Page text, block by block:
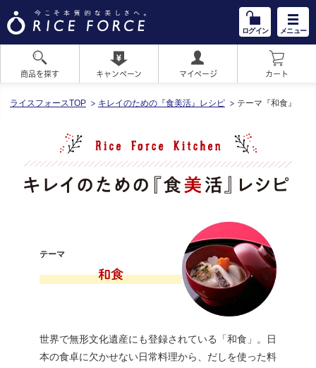
ログイン メニュー
商品を探す キャンペーン マイページ カート
ライスフォースTOP キレイのための『食美活』レシピ テーマ『和食』
テーマ
和食
世界で無形文化遺産にも登録されている「和食」。日
本の食卓に欠かせない日常料理から、だしを使った料